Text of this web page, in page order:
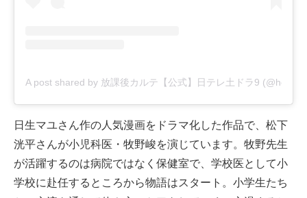
A post shared by 放課後カルテ【公式】日テレ土ドラ9
日生マユさん作の人気漫画をドラマ化した作品で、松下
洸平さんが小児科医・牧野峻を演じています。牧野先生
が活躍するのは病院ではなく保健室で、学校医として小
学校に赴任するところから物語はスタート。小学生たち